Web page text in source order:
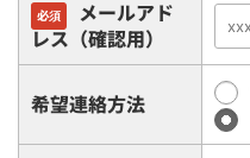
必須
メールアド
レス（確認用）
希望連絡方法